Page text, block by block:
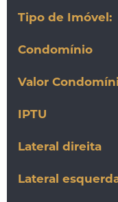
Tipo de Imóvel:
Condomínio
Valor
IPTU
Lateral direita
Lateral